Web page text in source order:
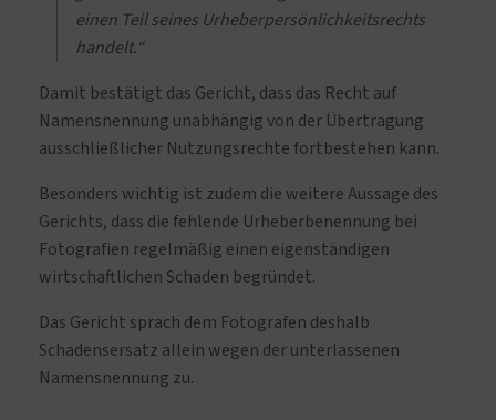
einen Teil seines Urheberpersönlichkeitsrechts
handelt.“
Damit bestätigt das Gericht, dass das Recht auf
Namensnennung unabhängig von der Übertragung
ausschließlicher Nutzungsrechte fortbestehen kann.
Besonders wichtig ist zudem die weitere Aussage des
Gerichts, dass die fehlende Urheberbenennung bei
Fotografien regelmäßig einen eigenständigen
wirtschaftlichen Schaden begründet.
Das Gericht sprach dem Fotografen deshalb
Schadensersatz allein wegen der unterlassenen
Namensnennung zu.